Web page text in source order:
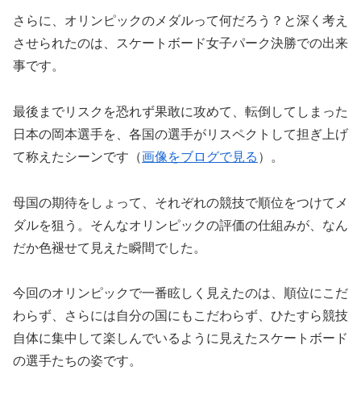
さらに、オリンピックのメダルって何だろう？と深く考え
させられたのは、スケートボード女子パーク決勝での出来
事です。
最後までリスクを恐れず果敢に攻めて、転倒してしまった
日本の岡本選手を、各国の選手がリスペクトして担ぎ上げ
て称えたシーンです（画像をブログで見る ）。
母国の期待をしょって、それぞれの競技で順位をつけてメ
ダルを狙う。そんなオリンピックの評価の仕組みが、なん
だか色褪せて見えた瞬間でした。
今回のオリンピックで一番眩しく見えたのは、順位にこだ
わらず、さらには自分の国にもこだわらず、ひたすら競技
自体に集中して楽しんでいるように見えたスケートボード
の選手たちの姿です。